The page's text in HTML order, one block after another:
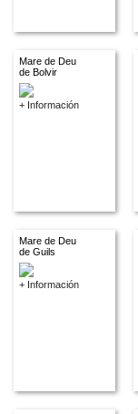
Mare de Deu
de Bolvir
+ Información
Mare de Deu
de Guils
+ Información